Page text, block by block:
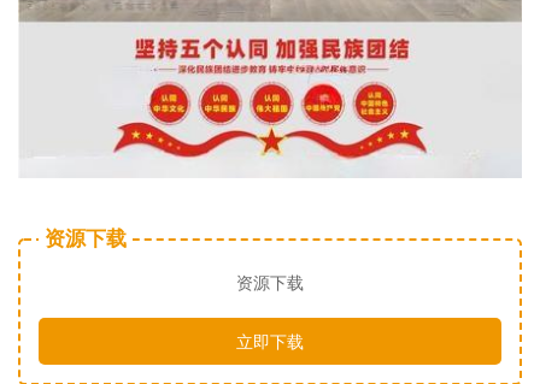
资源下载
资源下载
立即下载